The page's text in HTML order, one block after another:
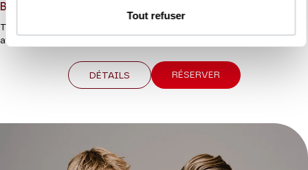
Tout refuser
Bach, Beethoven, Brahms, Zemlinsky
Trois jeunes talentueux instrumentistes pour une première venue
avenue Montaigne.
DÉTAILS RÉSERVER